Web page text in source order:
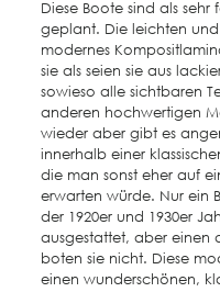
Diese Boote sind als
geplant. Die leichten
modernes
sie als seien sie aus
sowieso alle sichtbaren
anderen hochwertigen
wieder aber gibt es
innerhalb einer
die man sonst eher auf
erwarten würde. Nur ein
der 1920er und 1930er
ausgestattet, aber einen
boten sie nicht. Diese
einen wunderschönen,